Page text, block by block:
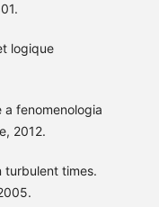
logique
a fenomenologia
2012.
turbulent times.